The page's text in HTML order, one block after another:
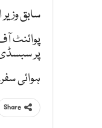
سابق وزیر
پر
ہوائی
Share